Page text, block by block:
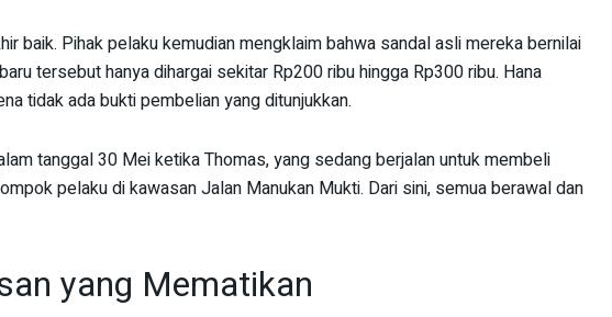
baik. Pihak pelaku kemudian mengklaim bahwa sandal asli mereka bernilai
tersebut hanya dihargai sekitar Rp200 ribu hingga Rp300 ribu. Hana
tidak ada bukti pembelian yang ditunjukkan.
tanggal 30 Mei ketika Thomas, yang sedang berjalan untuk membeli
pelaku di kawasan Jalan Manukan Mukti. Dari sini, semua berawal dan
yang Mematikan